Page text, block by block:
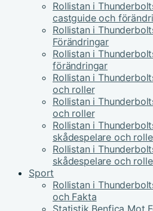
Rollistan i
castguide och
Rollistan i
Förändringar
Rollistan i
förändringar
Rollistan i
och roller
Rollistan i
och roller
Rollistan i
skådespelare och
Rollistan i
skådespelare och
Sport
Rollistan i
och Fakta
Statistik Benfica Mot